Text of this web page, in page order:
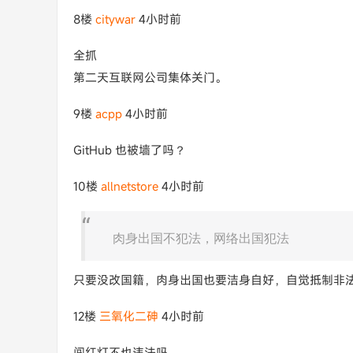
8楼 citywar 4小时前
全抓
第二天互联网公司集体关门。
9楼 acpp 4小时前
GitHub 也被墙了吗？
10楼 allnetstore 4小时前
肉身出国不犯法，网络出国犯法
只要没改国籍，肉身出国也要洁身自好，自觉抵制非
12楼 三氧化二砷 4小时前